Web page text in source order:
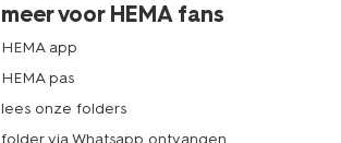
meer voor HEMA fans
HEMA app
HEMA pas
lees onze folders
folder via Whatsapp ontvangen